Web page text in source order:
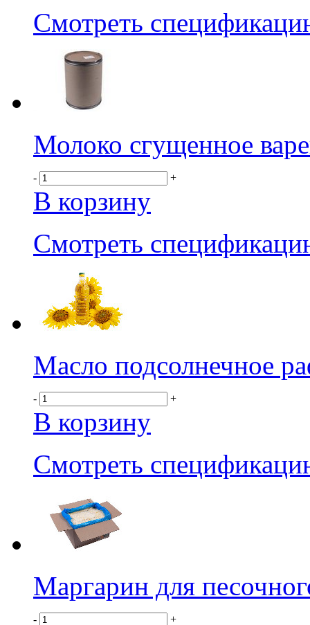
Смотреть
Молоко сгущенное
- +
В корзину
Смотреть
Масло подсолнечное
- +
В корзину
Смотреть
Маргарин для
- +